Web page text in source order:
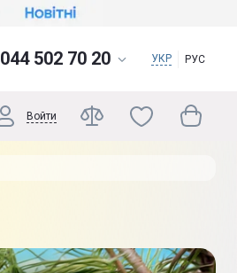
044 502 70 20 УКР РУС
Войти